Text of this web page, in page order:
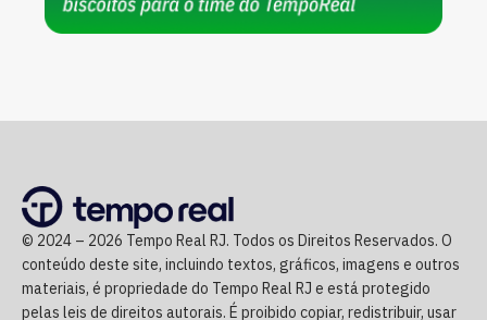
© 2024 – 2026 Tempo Real RJ. Todos os Direitos Reservados. O
conteúdo deste site, incluindo textos, gráficos, imagens e outros
materiais, é propriedade do Tempo Real RJ e está protegido
pelas leis de direitos autorais. É proibido copiar, redistribuir, usar